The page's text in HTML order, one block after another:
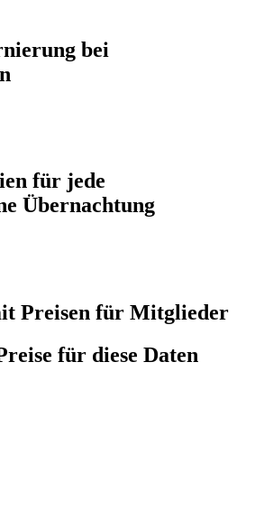
bei
für jede
Übernachtung
Preisen für Mitglieder
für diese Daten